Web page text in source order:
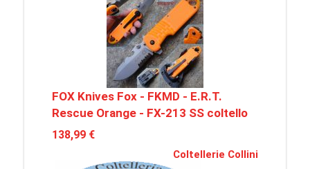
FOX Knives Fox - FKMD - E.R.T.
Rescue Orange - FX-213 SS coltello
138,99 €
Coltellerie Collini